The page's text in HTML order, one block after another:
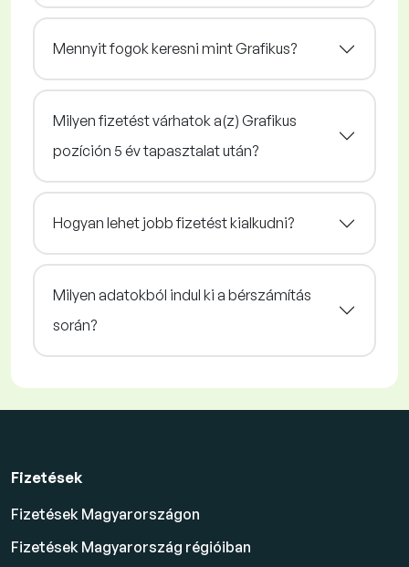
Mennyit fogok keresni mint Grafikus?
Milyen fizetést várhatok a(z) Grafikus
pozíción 5 év tapasztalat után?
Hogyan lehet jobb fizetést kialkudni?
Milyen adatokból indul ki a bérszámítás
során?
Fizetések
Fizetések Magyarországon
Fizetések Magyarország régióiban